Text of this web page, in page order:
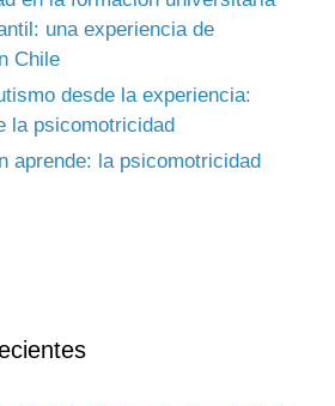
una experiencia de
Chile
desde la experiencia:
la psicomotricidad
aprende: la psicomotricidad